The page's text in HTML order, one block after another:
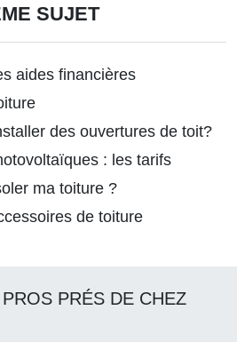
SUJET
aides financières
des ouvertures de toit?
: les tarifs
ma toiture ?
de toiture
PRÉS DE CHEZ